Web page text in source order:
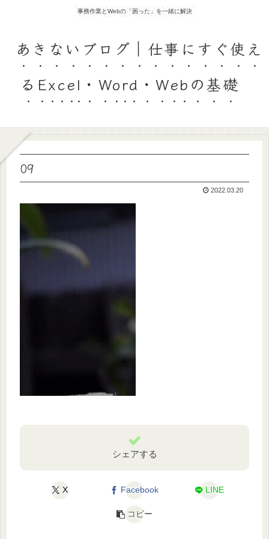
事務作業とWebの「困った」を一緒に解決
あきないブログ｜仕事にすぐ使え
るExcel・Word・Webの基礎
09
2022.03.20
シェアする
X Facebook LINE
コピー